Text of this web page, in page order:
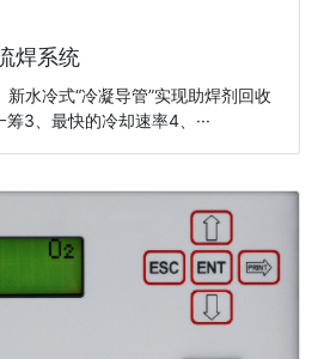
焊系统
水冷式“冷凝导管”实现助焊剂回收
3、最快的冷却速率4、···